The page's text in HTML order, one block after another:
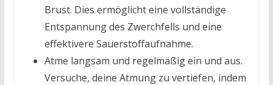
Brust. Dies ermöglicht eine vollständige
Entspannung des Zwerchfells und eine
effektivere Sauerstoffaufnahme.
Atme langsam und regelmäßig ein und aus.
Versuche, deine Atmung zu vertiefen, indem